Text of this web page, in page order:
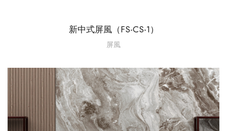
新中式屏風（FS-CS-1）
屏風